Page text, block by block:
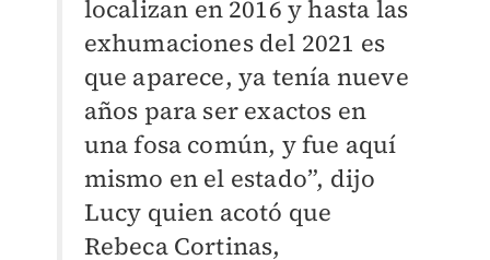
localizan en 2016 y hasta las
exhumaciones del 2021 es
que aparece, ya tenía nueve
años para ser exactos en
una fosa común, y fue aquí
mismo en el estado”, dijo
Lucy quien acotó que
Rebeca Cortinas,